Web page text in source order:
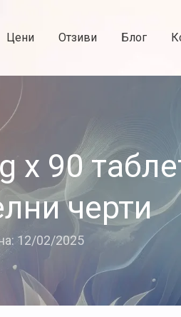
Цени Отзиви Блог
x 90
черти
12/02/2025